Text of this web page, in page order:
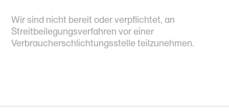
Wir sind nicht bereit oder verpflichtet, an
Streitbeilegungsverfahren vor einer
Verbraucherschlichtungsstelle teilzunehmen.